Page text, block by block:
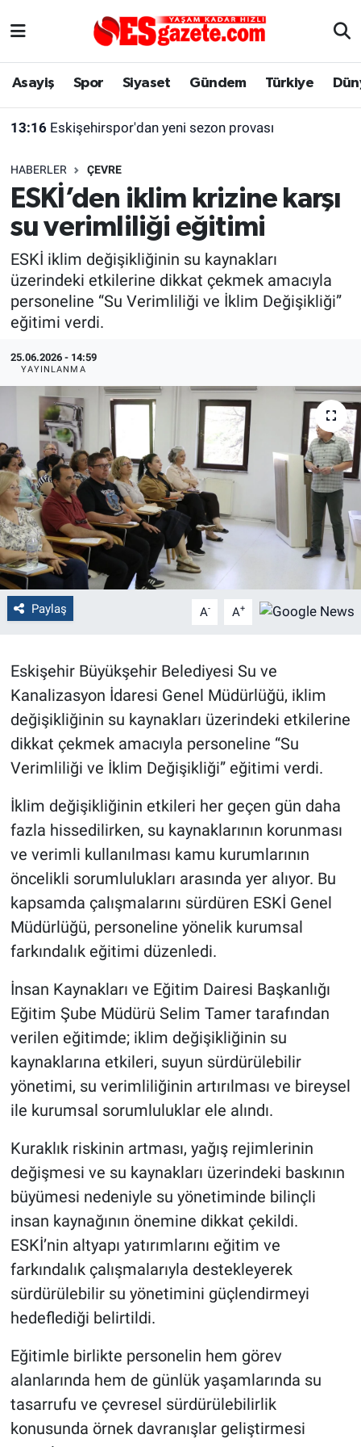
Asayiş Spor Siyaset Gündem Türkiye
13:16 Eskişehirspor'dan yeni sezon provası
HABERLER ÇEVRE
ESKİ’den iklim krizine karşı
su verimliliği eğitimi
ESKİ iklim değişikliğinin su kaynakları
üzerindeki etkilerine dikkat çekmek amacıyla
personeline “Su Verimliliği ve İklim Değişikliği”
eğitimi verdi.
25.06.2026 - 14:59
YAYINLANMA
Paylaş A- A+
Eskişehir Büyükşehir Belediyesi Su ve
Kanalizasyon İdaresi Genel Müdürlüğü, iklim
değişikliğinin su kaynakları üzerindeki etkilerine
dikkat çekmek amacıyla personeline “Su
Verimliliği ve İklim Değişikliği” eğitimi verdi.
İklim değişikliğinin etkileri her geçen gün daha
fazla hissedilirken, su kaynaklarının korunması
ve verimli kullanılması kamu kurumlarının
öncelikli sorumlulukları arasında yer alıyor. Bu
kapsamda çalışmalarını sürdüren ESKİ Genel
Müdürlüğü, personeline yönelik kurumsal
farkındalık eğitimi düzenledi.
İnsan Kaynakları ve Eğitim Dairesi Başkanlığı
Eğitim Şube Müdürü Selim Tamer tarafından
verilen eğitimde; iklim değişikliğinin su
kaynaklarına etkileri, suyun sürdürülebilir
yönetimi, su verimliliğinin artırılması ve bireysel
ile kurumsal sorumluluklar ele alındı.
Kuraklık riskinin artması, yağış rejimlerinin
değişmesi ve su kaynakları üzerindeki baskının
büyümesi nedeniyle su yönetiminde bilinçli
insan kaynağının önemine dikkat çekildi.
ESKİ’nin altyapı yatırımlarını eğitim ve
farkındalık çalışmalarıyla destekleyerek
sürdürülebilir su yönetimini güçlendirmeyi
hedeflediği belirtildi.
Eğitimle birlikte personelin hem görev
alanlarında hem de günlük yaşamlarında su
tasarrufu ve çevresel sürdürülebilirlik
konusunda örnek davranışlar geliştirmesi
Asayiş
Gündem
Türkiye
Dünya
Sağlık
Alış-Veriş/İş dünyası
Yaşam
Eskişehirspor Arşivi
Eskişehir Arşivi
Röportaj
Ekonomi
Kültür Sanat
Politika
Bilecik
Kütahya
Gezi
Genel
Çevre
Magazin
Bilim ve Teknoloji
Eskişehir Nöbetçi Eczaneler
Süper Lig Puan Durumu ve Fikstür
Tüm Manşetler
Son Dakika Haberleri
Haber Arşivi